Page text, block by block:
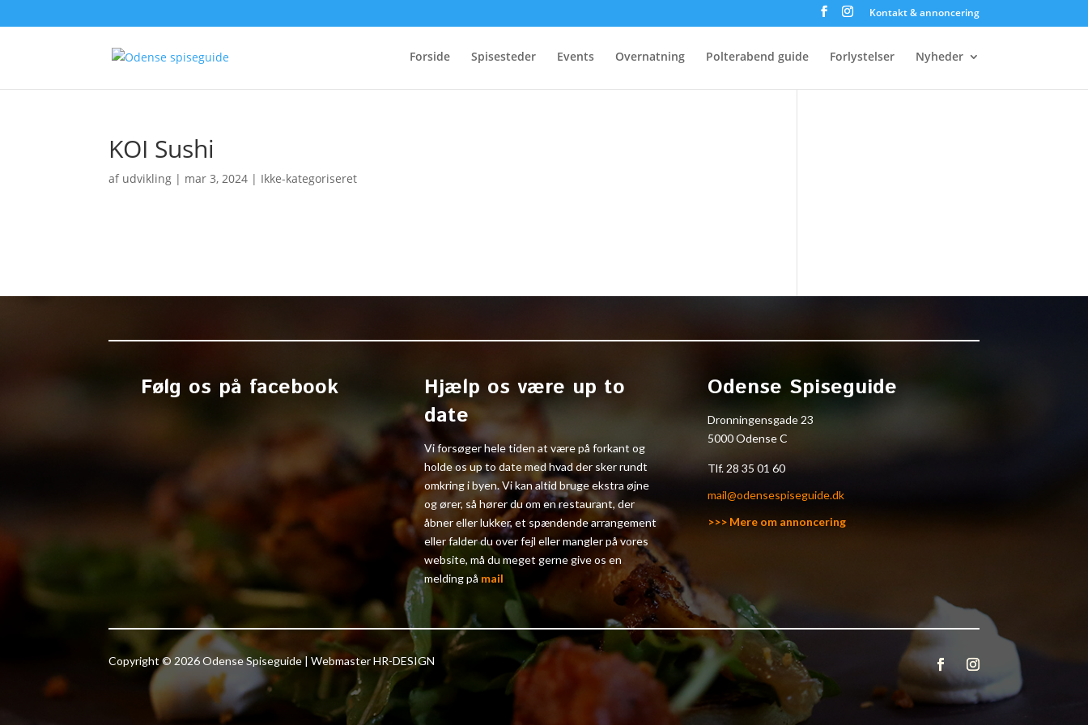
Kontakt & annoncering
Forside Spisesteder Events Overnatning Polterabend guide Forlystelser Nyheder
KOI Sushi
af udvikling | mar 3, 2024 | Ikke-kategoriseret
Følg os på facebook
Hjælp os være up to
date
Vi forsøger hele tiden at være på forkant og
holde os up to date med hvad der sker rundt
omkring i byen. Vi kan altid bruge ekstra øjne
og ører, så hører du om en restaurant, der
åbner eller lukker, et spændende arrangement
eller falder du over fejl eller mangler på vores
website, må du meget gerne give os en
melding på mail
Odense Spiseguide
Dronningensgade 23
5000 Odense C
Tlf.28 35 01 60
mail@odensespiseguide.dk
>>> Mere om annoncering
Copyright © 2026 Odense Spiseguide | Webmaster HR-DESIGN